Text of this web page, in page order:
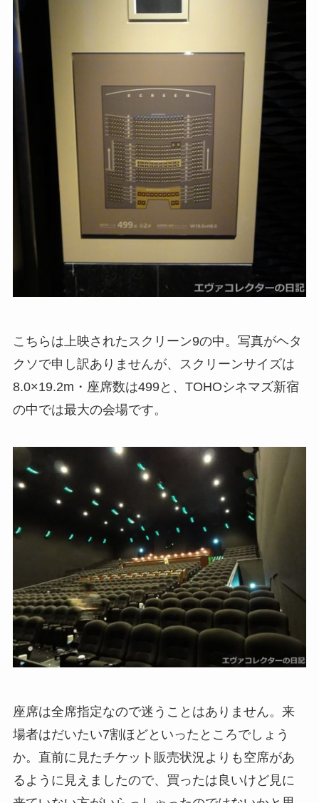
こちらは上映されたスクリーン9の中。写真がヘタ
クソで申し訳ありませんが、スクリーンサイズは
8.0×19.2m・座席数は499と、TOHOシネマズ新宿
の中では最大の会場です。
座席は全席指定なので迷うことはありません。来
場者はだいたい7割ほどといったところでしょう
か。直前に見たチケット販売状況よりも空席があ
るように見えましたので、買ったは良いけど見に